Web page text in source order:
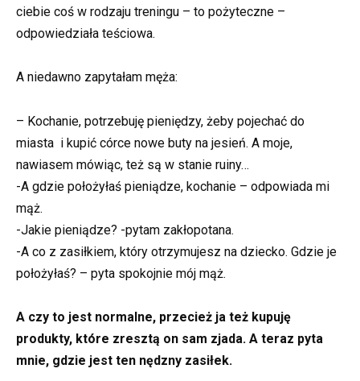
ciebie coś w rodzaju treningu – to pożyteczne –
odpowiedziała teściowa.
A niedawno zapytałam męża:
– Kochanie, potrzebuję pieniędzy, żeby pojechać do
miasta i kupić córce nowe buty na jesień. A moje,
nawiasem mówiąc, też są w stanie ruiny…
-A gdzie położyłaś pieniądze, kochanie – odpowiada mi
mąż.
-Jakie pieniądze? -pytam zakłopotana.
-A co z zasiłkiem, który otrzymujesz na dziecko. Gdzie je
położyłaś? – pyta spokojnie mój mąż.
A czy to jest normalne, przecież ja też kupuję
produkty, które zresztą on sam zjada. A teraz pyta
mnie, gdzie jest ten nędzny zasiłek.